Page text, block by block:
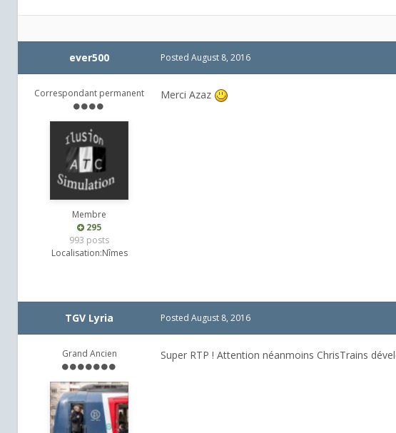
ever500
Correspondant permanent
Membre
295
993 posts
Localisation:Nîmes
Posted August 8, 2016
Merci Azaz
TGV Lyria
Grand Ancien
Posted August 8, 2016
Super RTP ! Attention néanmoins ChrisTrains